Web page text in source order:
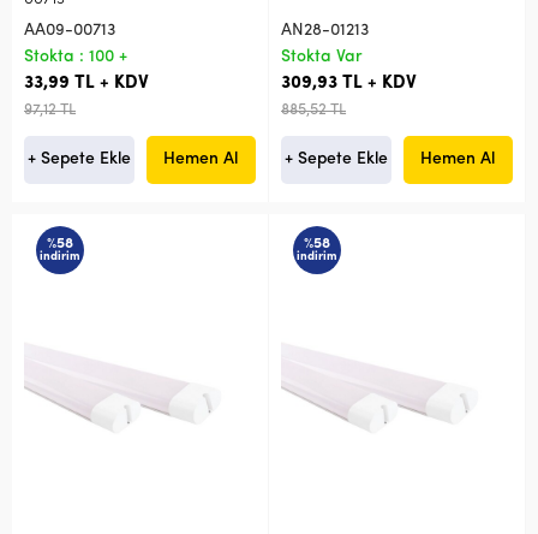
AA09-00713
Stokta : 100 +
33,99 TL + KDV
97,12 TL
+ Sepete Ekle Hemen Al
AN28-01213
Stokta Var
309,93 TL + KDV
885,52 TL
+ Sepete Ekle Hemen Al
%58
indirim
%58
indirim